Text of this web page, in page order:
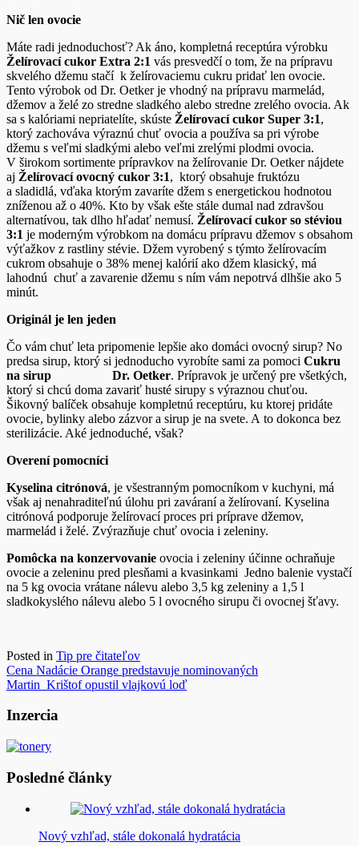
Nič len ovocie
Máte radi jednoduchosť? Ak áno, kompletná receptúra výrobku
Želírovací cukor Extra 2:1 vás presvedčí o tom, že na prípravu
skvelého džemu stačí k želírovaciemu cukru pridať len ovocie.
Tento výrobok od Dr. Oetker je vhodný na prípravu marmelád,
džemov a želé zo stredne sladkého alebo stredne zrelého ovocia. Ak
sa s kalóriami nepriatelíte, skúste Želírovací cukor Super 3:1,
ktorý zachováva výraznú chuť ovocia a používa sa pri výrobe
džemu s veľmi sladkými alebo veľmi zrelými plodmi ovocia.
V širokom sortimente prípravkov na želírovanie Dr. Oetker nájdete
aj Želírovací ovocný cukor 3:1, ktorý obsahuje fruktózu
a sladidlá, vďaka ktorým zavaríte džem s energetickou hodnotou
zníženou až o 40%. Kto by však ešte stále dumal nad zdravšou
alternatívou, tak dlho hľadať nemusí. Želírovací cukor so stéviou
3:1 je moderným výrobkom na domácu prípravu džemov s obsahom
výťažkov z rastliny stévie. Džem vyrobený s týmto želírovacím
cukrom obsahuje o 38% menej kalórií ako džem klasický, má
lahodnú chuť a zavarenie džemu s ním vám nepotrvá dlhšie ako 5
minút.
Originál je len jeden
Čo vám chuť leta pripomenie lepšie ako domáci ovocný sirup? No
predsa sirup, ktorý si jednoducho vyrobíte sami za pomoci Cukru
na sirup Dr. Oetker. Prípravok je určený pre všetkých,
ktorý si chcú doma zavariť husté sirupy s výraznou chuťou.
Šikovný balíček obsahuje kompletnú receptúru, ku ktorej pridáte
ovocie, bylinky alebo zázvor a sirup je na svete. A to dokonca bez
sterilizácie. Aké jednoduché, však?
Overení pomocníci
Kyselina citrónová, je všestranným pomocníkom v kuchyni, má
však aj nenahraditeľnú úlohu pri zaváraní a želírovaní. Kyselina
citrónová podporuje želírovací proces pri príprave džemov,
marmelád i želé. Zvýrazňuje chuť ovocia i zeleniny.
Pomôcka na konzervovanie ovocia i zeleniny účinne ochraňuje
ovocie a zeleninu pred plesňami a kvasinkami Jedno balenie vystačí
na 5 kg ovocia vrátane nálevu alebo 3,5 kg zeleniny a 1,5 l
sladkokyslého nálevu alebo 5 l ovocného sirupu či ovocnej šťavy.
Posted in Tip pre čitateľov
Navigácia
v
článku
Cena Nadácie Orange predstavuje nominovaných
Martin Krištof opustil vlajkovú loď
Inzercia
Posledné články
Nový vzhľad, stále dokonalá hydratácia